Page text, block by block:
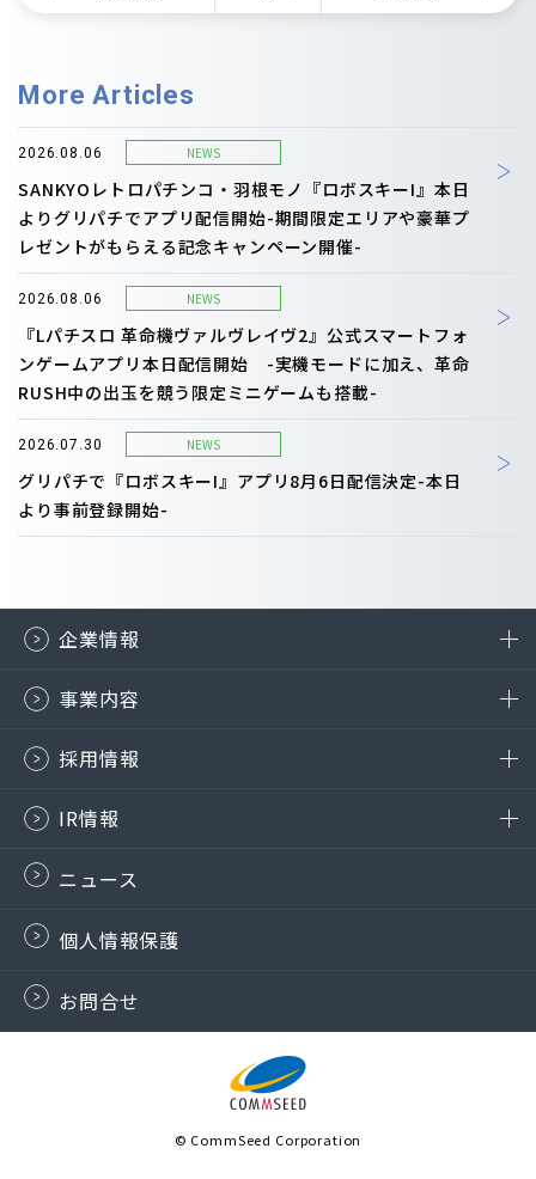
More Articles
2026.08.06 NEWS
SANKYOレトロパチンコ・羽根モノ『ロボスキーI』本日
よりグリパチでアプリ配信開始-期間限定エリアや豪華プ
レゼントがもらえる記念キャンペーン開催-
2026.08.06 NEWS
『Lパチスロ 革命機ヴァルヴレイヴ2』公式スマートフォ
ンゲームアプリ本日配信開始 -実機モードに加え、革命
RUSH中の出玉を競う限定ミニゲームも搭載-
2026.07.30 NEWS
グリパチで『ロボスキーI』アプリ8月6日配信決定-本日
より事前登録開始-
企業情報
事業内容
採用情報
IR情報
ニュース
個人情報保護
お問合せ
© CommSeed Corporation